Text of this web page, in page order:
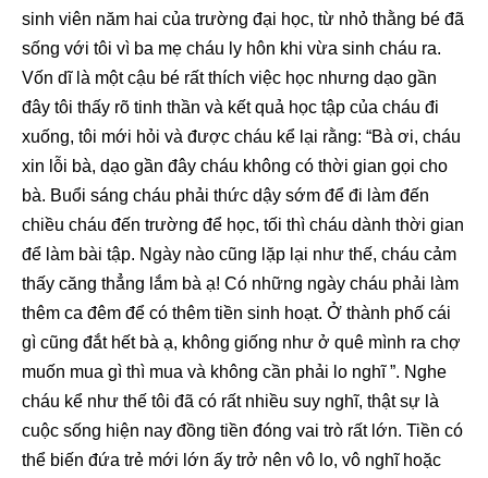
sinh viên năm hai của trường đại học, từ nhỏ thằng bé đã
sống với tôi vì ba mẹ cháu ly hôn khi vừa sinh cháu ra.
Vốn dĩ là một cậu bé rất thích việc học nhưng dạo gần
đây tôi thấy rõ tinh thần và kết quả học tập của cháu đi
xuống, tôi mới hỏi và được cháu kể lại rằng: “Bà ơi, cháu
xin lỗi bà, dạo gần đây cháu không có thời gian gọi cho
bà. Buổi sáng cháu phải thức dậy sớm để đi làm đến
chiều cháu đến trường để học, tối thì cháu dành thời gian
để làm bài tập. Ngày nào cũng lặp lại như thế, cháu cảm
thấy căng thẳng lắm bà ạ! Có những ngày cháu phải làm
thêm ca đêm để có thêm tiền sinh hoạt. Ở thành phố cái
gì cũng đắt hết bà ạ, không giống như ở quê mình ra chợ
muốn mua gì thì mua và không cần phải lo nghĩ ”. Nghe
cháu kể như thế tôi đã có rất nhiều suy nghĩ, thật sự là
cuộc sống hiện nay đồng tiền đóng vai trò rất lớn. Tiền có
thể biến đứa trẻ mới lớn ấy trở nên vô lo, vô nghĩ hoặc